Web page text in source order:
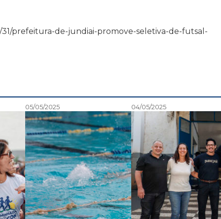
prefeitura-de-jundiai-promove-seletiva-de-futsal-
05/05/2025 04/05/2025